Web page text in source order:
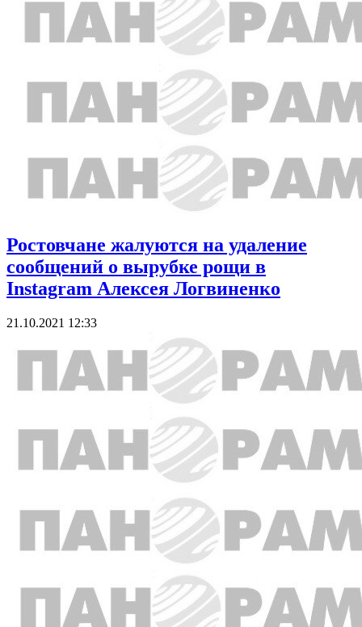
Ростовчане жалуются на удаление
сообщений о вырубке рощи в
Instagram Алексея Логвиненко
21.10.2021 12:33